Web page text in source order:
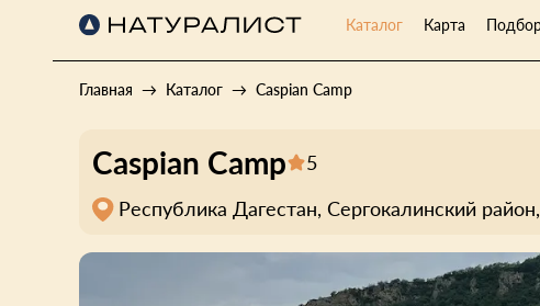
Каталог Карта
Главная Каталог Caspian Camp
Caspian Camp
5
Республика Дагестан, Сергокалинский